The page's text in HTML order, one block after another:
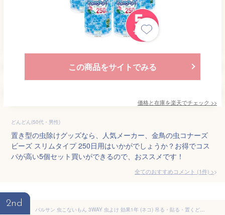
この商品をサイトでみる
価格と在庫を楽天でチェック >>
どんどん(50代・男性)
置き型の虫除けグッズなら、人気メーカー、金鳥の虫コナーズ
ビーズ スリムタイプ 250日用はいかがでしょうか？お得でコス
パが高い5個セット買いができるので、おススメです！
全てのおすすめコメント (1件) >
2nd
バルサン 虫こないもん 3WAY 虫よけ 効果1年 (ネコ) 吊る・貼る・置くどこでも設置可能 バルサン独自のワイド拡散